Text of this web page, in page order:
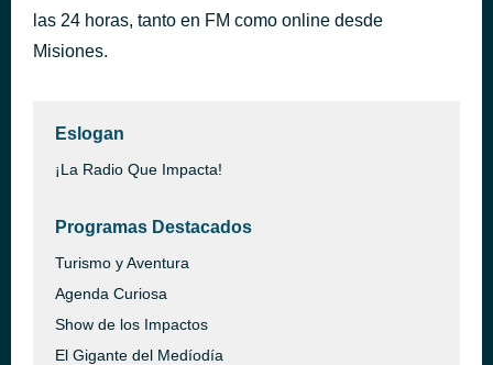
las 24 horas, tanto en FM como online desde
Misiones.
Eslogan
¡La Radio Que Impacta!
Programas Destacados
Turismo y Aventura
Agenda Curiosa
Show de los Impactos
El Gigante del Medíodía